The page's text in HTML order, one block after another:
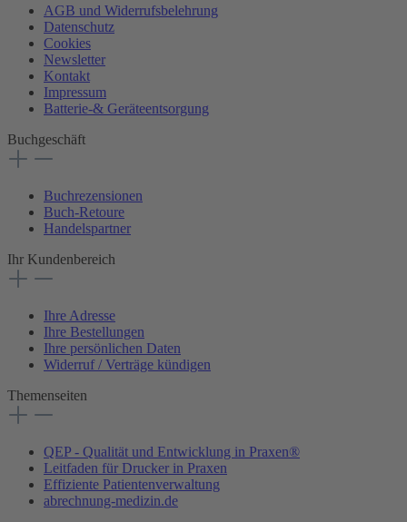
AGB und Widerrufsbelehrung
Datenschutz
Cookies
Newsletter
Kontakt
Impressum
Batterie-& Geräteentsorgung
Buchgeschäft
Buchrezensionen
Buch-Retoure
Handelspartner
Ihr Kundenbereich
Ihre Adresse
Ihre Bestellungen
Ihre persönlichen Daten
Widerruf / Verträge kündigen
Themenseiten
QEP - Qualität und Entwicklung in Praxen®
Leitfaden für Drucker in Praxen
Effiziente Patientenverwaltung
abrechnung-medizin.de